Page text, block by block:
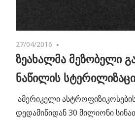
27/04/2016
ზეახალმა მეზობელი
ნაწილის
ამერიკელი
დედამიწიდან 30 მილიონი